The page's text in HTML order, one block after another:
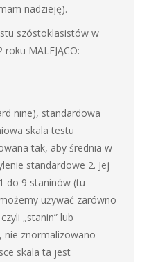
nadzieję).
szóstoklasistów w
MALEJĄCO:
nine), standardowa
skala testu
tak, aby średnia w
standardowe 2. Jej
do 9 staninów (tu
używać zarówno
„stanin” lub
nie znormalizowano
skala ta jest